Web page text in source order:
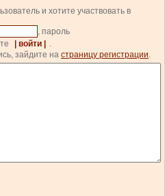
и хотите участвовать в
, пароль
| войти |
.
зайдите на страницу регистрации.